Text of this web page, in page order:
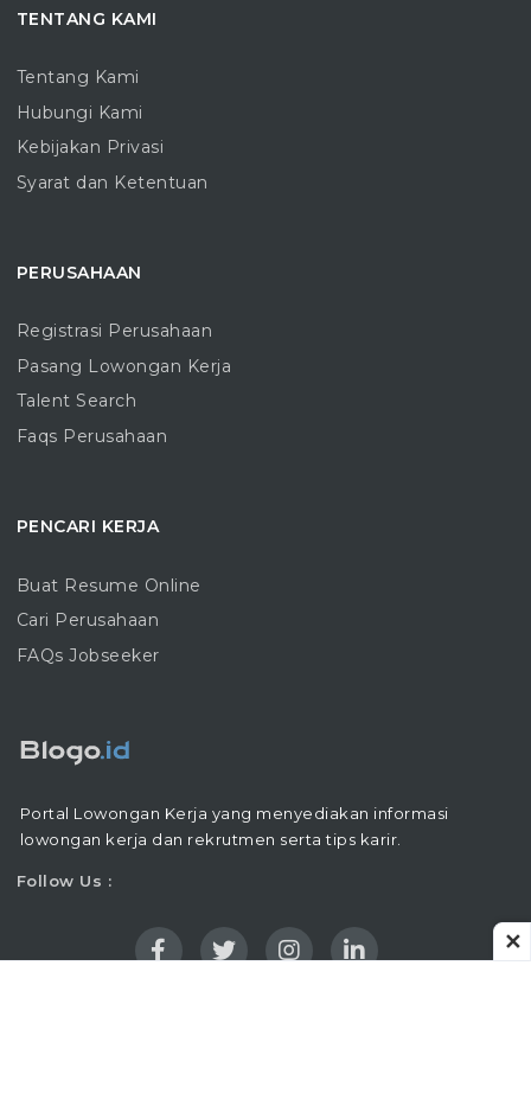
TENTANG KAMI
Tentang Kami
Hubungi Kami
Kebijakan Privasi
Syarat dan Ketentuan
PERUSAHAAN
Registrasi Perusahaan
Pasang Lowongan Kerja
Talent Search
Faqs Perusahaan
PENCARI KERJA
Buat Resume Online
Cari Perusahaan
FAQs Jobseeker
Portal Lowongan Kerja yang menyediakan informasi
lowongan kerja dan rekrutmen serta tips karir.
Follow Us :
✕